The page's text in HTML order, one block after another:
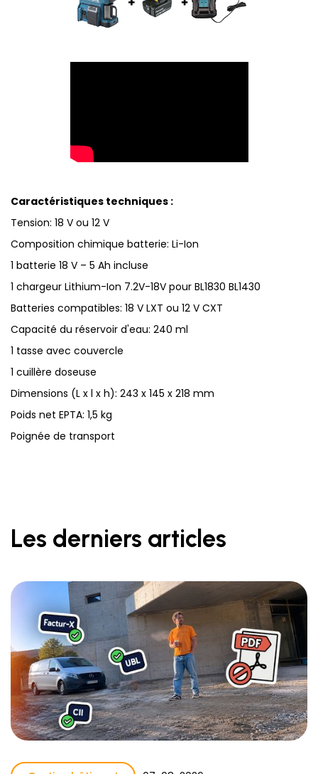
Caractéristiques techniques :
Tension: 18 V ou 12 V
Composition chimique batterie: Li-Ion
1 batterie 18 V – 5 Ah incluse
1 chargeur Lithium-Ion 7.2V-18V pour BL1830 BL1430
Batteries compatibles: 18 V LXT ou 12 V CXT
Capacité du réservoir d'eau: 240 ml
1 tasse avec couvercle
1 cuillère doseuse
Dimensions (L x l x h): 243 x 145 x 218 mm
Poids net EPTA: 1,5 kg
Poignée de transport
Les derniers articles